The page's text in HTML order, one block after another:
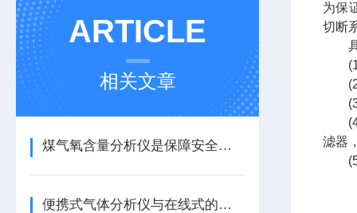
ARTICLE
相关文章
煤气氧含量分析仪是保障安全与效率的关键工具
便携式气体分析仪与在线式的区别是什么？
为保
切断
具
(1)
(2)
(3)
(4)
滤器
(5)